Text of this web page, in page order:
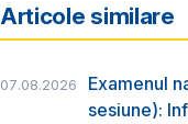
Articole similare
07.08.2026
Examenul
sesiune):